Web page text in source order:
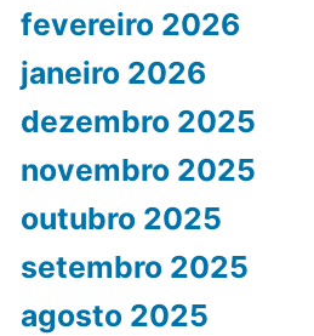
fevereiro 2026
janeiro 2026
dezembro 2025
novembro 2025
outubro 2025
setembro 2025
agosto 2025